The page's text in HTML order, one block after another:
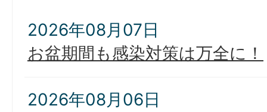
2026年08月07日
お盆期間も感染対策は万全に！
2026年08月06日